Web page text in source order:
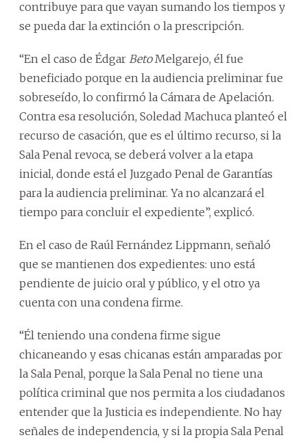
contribuye para que vayan sumando los tiempos y
se pueda dar la extinción o la prescripción.
“En el caso de Édgar BetoMelgarejo, él fue
beneficiado porque en la audiencia preliminar fue
sobreseído, lo confirmó la Cámara de Apelación.
Contra esa resolución, Soledad Machuca planteó el
recurso de casación, que es el último recurso, si la
Sala Penal revoca, se deberá volver a la etapa
inicial, donde está el Juzgado Penal de Garantías
para la audiencia preliminar. Ya no alcanzará el
tiempo para concluir el expediente”, explicó.
En el caso de Raúl Fernández Lippmann, señaló
que se mantienen dos expedientes: uno está
pendiente de juicio oral y público, y el otro ya
cuenta con una condena firme.
“Él teniendo una condena firme sigue
chicaneando y esas chicanas están amparadas por
la Sala Penal, porque la Sala Penal no tiene una
política criminal que nos permita a los ciudadanos
entender que la Justicia es independiente. No hay
señales de independencia, y si la propia Sala Penal